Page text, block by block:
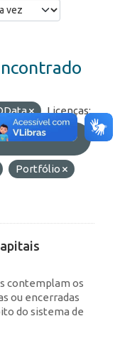
Licenças:
(ODbL) do
Portfólio
contemplam os
ou encerradas
do sistema de